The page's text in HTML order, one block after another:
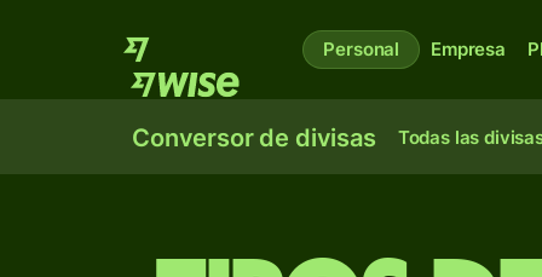
Personal Empresa
Conversor de divisas Todas las